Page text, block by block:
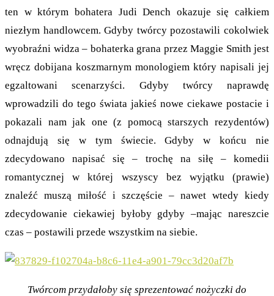
ten w którym bohatera Judi Dench okazuje się całkiem
niezłym handlowcem. Gdyby twórcy pozostawili cokolwiek
wyobraźni widza – bohaterka grana przez Maggie Smith jest
wręcz dobijana koszmarnym monologiem który napisali jej
egzaltowani scenarzyści. Gdyby twórcy naprawdę
wprowadzili do tego świata jakieś nowe ciekawe postacie i
pokazali nam jak one (z pomocą starszych rezydentów)
odnajdują się w tym świecie. Gdyby w końcu nie
zdecydowano napisać się – trochę na siłę – komedii
romantycznej w której wszyscy bez wyjątku (prawie)
znaleźć muszą miłość i szczęście – nawet wtedy kiedy
zdecydowanie ciekawiej byłoby gdyby –mając nareszcie
czas – postawili przede wszystkim na siebie.
Twórcom przydałoby się sprezentować nożyczki do